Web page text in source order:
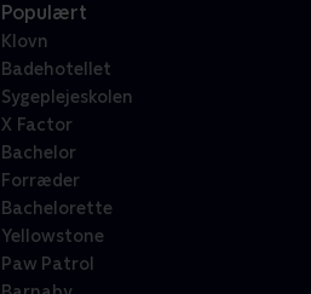
Populært
Klovn
Badehotellet
Sygeplejeskolen
X Factor
Bachelor
Forræder
Bachelorette
Yellowstone
Paw Patrol